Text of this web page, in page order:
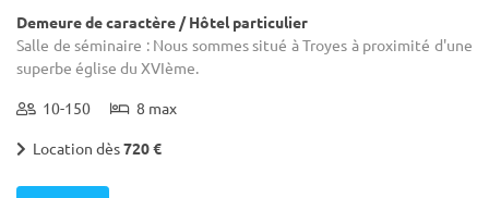
Demeure de caractère / Hôtel particulier
Salle de séminaire : Nous sommes situé à Troyes à proximité d'une
superbe église du XVIème.
10-150 8 max
Location dès720 €